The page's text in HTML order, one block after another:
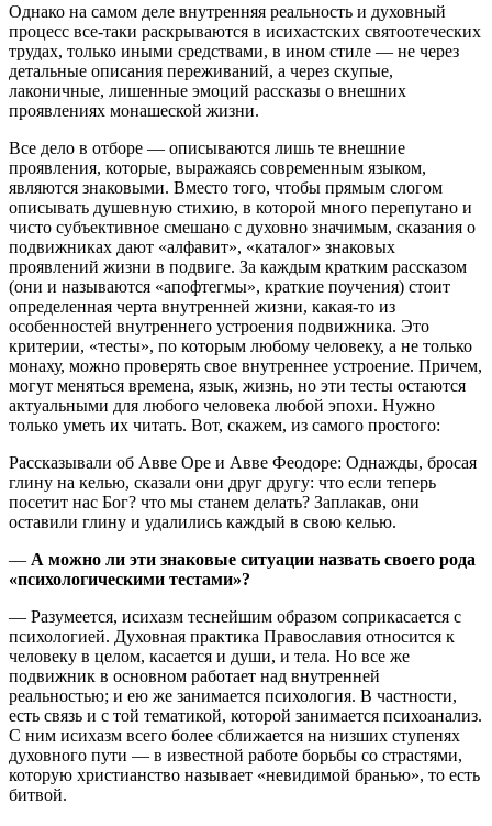
Однако на самом деле внутренняя реальность и духовный
процесс все-таки раскрываются в исихастских святоотеческих
трудах, только иными средствами, в ином стиле — не через
детальные описания переживаний, а через скупые,
лаконичные, лишенные эмоций рассказы о внешних
проявлениях монашеской жизни.
Все дело в отборе — описываются лишь те внешние
проявления, которые, выражаясь современным языком,
являются знаковыми. Вместо того, чтобы прямым слогом
описывать душевную стихию, в которой много перепутано и
чисто субъективное смешано с духовно значимым, сказания о
подвижниках дают «алфавит», «каталог» знаковых
проявлений жизни в подвиге. За каждым кратким рассказом
(они и называются «апофтегмы», краткие поучения) стоит
определенная черта внутренней жизни, какая-то из
особенностей внутреннего устроения подвижника. Это
критерии, «тесты», по которым любому человеку, а не только
монаху, можно проверять свое внутреннее устроение. Причем,
могут меняться времена, язык, жизнь, но эти тесты остаются
актуальными для любого человека любой эпохи. Нужно
только уметь их читать. Вот, скажем, из самого простого:
Рассказывали об Авве Оре и Авве Феодоре: Однажды, бросая
глину на келью, сказали они друг другу: что если теперь
посетит нас Бог? что мы станем делать? Заплакав, они
оставили глину и удалились каждый в свою келью.
— А можно ли эти знаковые ситуации назвать своего рода
«психологическими тестами»?
— Разумеется, исихазм теснейшим образом соприкасается с
психологией. Духовная практика Православия относится к
человеку в целом, касается и души, и тела. Но все же
подвижник в основном работает над внутренней
реальностью; и ею же занимается психология. В частности,
есть связь и с той тематикой, которой занимается психоанализ.
С ним исихазм всего более сближается на низших ступенях
духовного пути — в известной работе борьбы со страстями,
которую христианство называет «невидимой бранью», то есть
битвой.